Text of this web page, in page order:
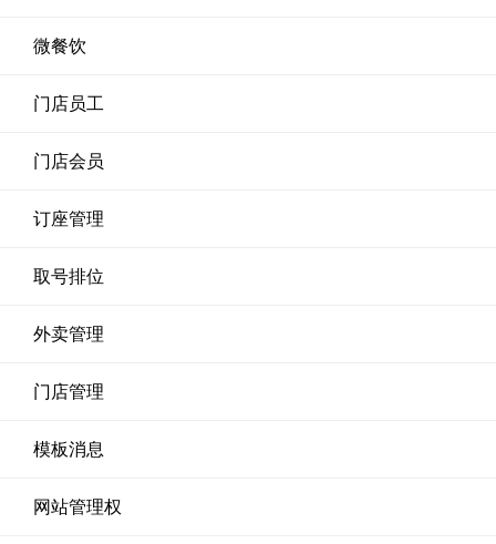
微餐饮
门店员工
门店会员
订座管理
取号排位
外卖管理
门店管理
模板消息
网站管理权